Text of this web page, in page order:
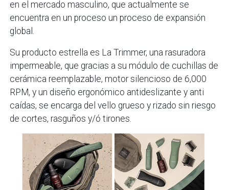
en el mercado masculino, que actualmente se
encuentra en un proceso un proceso de expansión
global.
Su producto estrella es La Trimmer, una rasuradora
impermeable, que gracias a su módulo de cuchillas de
cerámica reemplazable, motor silencioso de 6,000
RPM, y un diseño ergonómico antideslizante y anti
caídas, se encarga del vello grueso y rizado sin riesgo
de cortes, rasguños y/ó tirones.